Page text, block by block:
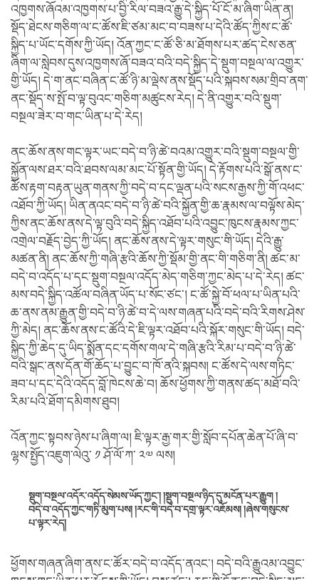
འཁྱགས་ཞོའམ་འཁྱགས་པ་བྱི་རིལ་བཟའ་རྒྱུ་དེ་སྐྱིད་པོ་ངོ་མ་ཞིག་ཡིན་ན།
སྡོད་ཐེངས་གཅིག་ལ་ང་ཚོས་ཇི་ཙམ་མང་བ་བཟས་པ་དེའི་ཚོད་ཀྱིས་ང་ཚོ་
སྐྱིད་པ་ཡོང་དགོས་ཀྱི་ཡོད། འོན་ཀྱང་ང་ཚོ་ཅི་མ་ཐོགས་པར་ཚད་ངེས་ཅན་
ཞིག་ལ་སླེབས་དུས་འཁྱགས་ཞོ་བཟའ་བའི་བདེ་སྐྱིད་དེ་སྡུག་བསྔལ་ལ་འགྱུར་
གྱི་ཡོད། དེ་ག་ནང་བཞིན་ང་ཚོ་ཉི་མ་ལྡེས་ནས་སྡོད་པའི་སྐབས་སམ་གྲིབ་ནག་
ནང་སྡོད་ས་སྤོ་བ་ལྟ་བུའང་གཅིག་མཚུངས་རེད། དེ་ནི་འགྱུར་བའི་སྡུག་
བསྔལ་ཟེར་བ་གང་ཡིན་པ་དེ་རེད།
ནང་ཆོས་ནས་གང་ལྟར་ཡང་བདེ་བ་ཉི་ཚེ་བའམ་འགྱུར་བའི་སྡུག་བསྔལ་གྱི་
སྐྱོན་ལས་ཐར་བའི་ཐབས་ལམ་མང་པོ་སྟོན་གྱི་ཡོད། དེ་རྟོགས་པའི་སྒོ་ནས་ང་
ཚོས་རྟག་བརྟན་ཡུན་གནས་ཀྱི་བདེ་བ་དང་ལྡན་པའི་སངས་རྒྱས་ཀྱི་གོ་འཕང་
འཐོབ་ཀྱི་ཡོད། ཡིན་ནའང་བདེ་བ་ཉི་ཚེ་བའི་སྐྱོན་གྱི་ཆ་རྣམས་ལ་བལྟོས་མེད་
ཀྱིས་ནང་ཆོས་ནས་དེ་ལྟ་བུའི་བདེ་སྐྱིད་འཐོབ་པའི་འབྱུང་ཁུངས་རྣམས་ཀྱང་
འགྲེལ་བརྗོད་བྱེད་ཀྱི་ཡོད། ནང་ཆོས་ནས་དེ་ལྟར་གསུང་གི་ཡོད། དེའི་རྒྱུ་
མཚན་ནི། ནང་ཆོས་ཀྱི་གཞི་རྩའི་ཆོས་ཀྱི་སྡོམ་གྱི་ནང་གི་གཅིག་ནི། ཚང་མ་
བདེ་བ་འདོད་པ་དང་སྡུག་བསྔལ་འདོད་མེད་གཅིག་ཀྱང་མེད་པ་དེ་རེད། ཚང་
མས་བདེ་སྐྱིད་འཚོལ་བཞིན་ཡོད་པ་སོང་ཙང་། ང་ཚོ་སྐྱེ་བོ་ཕལ་པ་ཡིན་པའི་
ཆ་ནས་ནམ་རྒྱུན་གྱི་བདེ་བ་ཉི་ཚེ་བ་དེ་ལས་གཞན་པའི་བདེ་བའི་རིགས་ཤེས་
ཀྱི་མེད། ནང་ཆོས་ནས་ང་ཚོའི་དེ་ཇི་ལྟར་འཐོབ་པའི་སྐོར་གསུང་གི་ཡོད། བདེ་
སྐྱིད་ཀྱི་ཆེད་དུ་ཡིད་སྨོན་དང་དགོས་གལ་དེ་གཞི་རྩའི་རིམ་པ་བདེ་བ་ཉི་ཚེ་
བའི་སྒང་ནས་དོན་གོ་ཆོད་པ་བྱུང་བ་ཁོ་ནའི་སྐབས། ང་ཚོས་དེ་ལས་གཏིང་
ཟབ་པ་དང་དེའི་འདོད་བློ་ཁེངས་ཆེ་བ། ཆོས་ཕྱོགས་ཀྱི་གནས་ཚད་མཐོ་བའི་
རིམ་པའི་ཐོག་དམིགས་ཐུབ།
འོན་ཀྱང་སྟབས་ཉེས་པ་ཞིག་ལ། ཇི་ལྟར་རྒྱ་གར་གྱི་སློབ་དཔོན་ཆེན་པོ་ཞི་བ་
ལྷས་སྤྱོད་འཇུག་ལེའུ་ ༡ ཤོ་ལོ་ཀ་ ༢༧ ལས།
སྡུག་བསྔལ་འདོར་འདོད་སེམས་ཡོད་ཀྱང་། །སྡུག་བསྔལ་ཉིད་དུ་མངོན་པར་རྒྱུག །
བདེ་བ་འདོད་ཀྱང་གཏི་མུག་པས། །རང་གི་བདེ་བ་དགྲ་ལྟར་འཇོམས། །ཞེས་གསུངས་
པ་ལྟར་རེད།
ཕྱོགས་གཞན་ཞིག་ནས་ང་ཚོར་བདེ་བ་འདོད་ནའང་། བདེ་བའི་རྒྱུའམ་འབྱུང་